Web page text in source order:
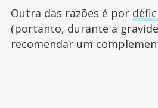
Outra das razões é por
(portanto, durante a
recomendar um